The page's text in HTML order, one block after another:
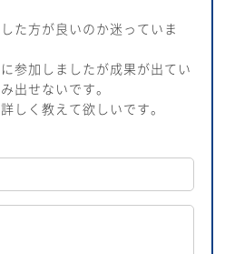
た方が良いのか迷っていま
参加しましたが成果が出てい
出せないです。
しく教えて欲しいです。